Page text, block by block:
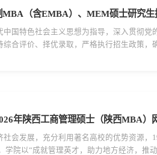
MBA（含EMBA）、MEM硕士研究
国特色社会主义思想为指导，深入贯彻
合评价、择优录取，严格执行招生政策
年陕西工商管理硕士（陕西MBA）
会发展，充分利用著名高校的优势资源
学院以“成就管理英才，助力地方经济，推